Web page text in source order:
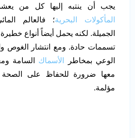
يجب أن ينتبه إليها كل من
المأكولات البحرية؛ فالعالم
الجميلة. لكنه يحمل أيضاً أنواع
تسممات حادة. ومع انتشار الغوص
الوعي بمخاطر
الأسماك السامة
معها ضرورة للحفاظ على
مؤلمة.